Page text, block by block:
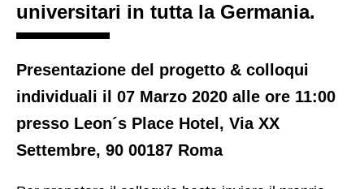
universitari in tutta la Germania.
Presentazione del progetto & colloqui
individuali il 07 Marzo 2020 alle ore 11:00
presso Leon´s Place Hotel, Via XX
Settembre, 90 00187 Roma